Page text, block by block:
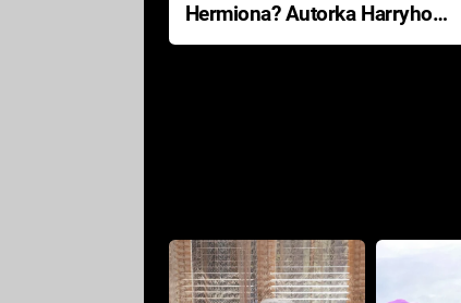
Hermiona? Autorka Harryho
Pottera přišla s ráznou